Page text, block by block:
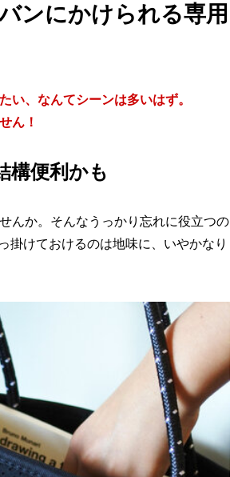
ンにかけられる専用
、なんてシーンは多いはず。
ん！
構便利かも
んか。そんなうっかり忘れに役立つの
掛けておけるのは地味に、いやかなり